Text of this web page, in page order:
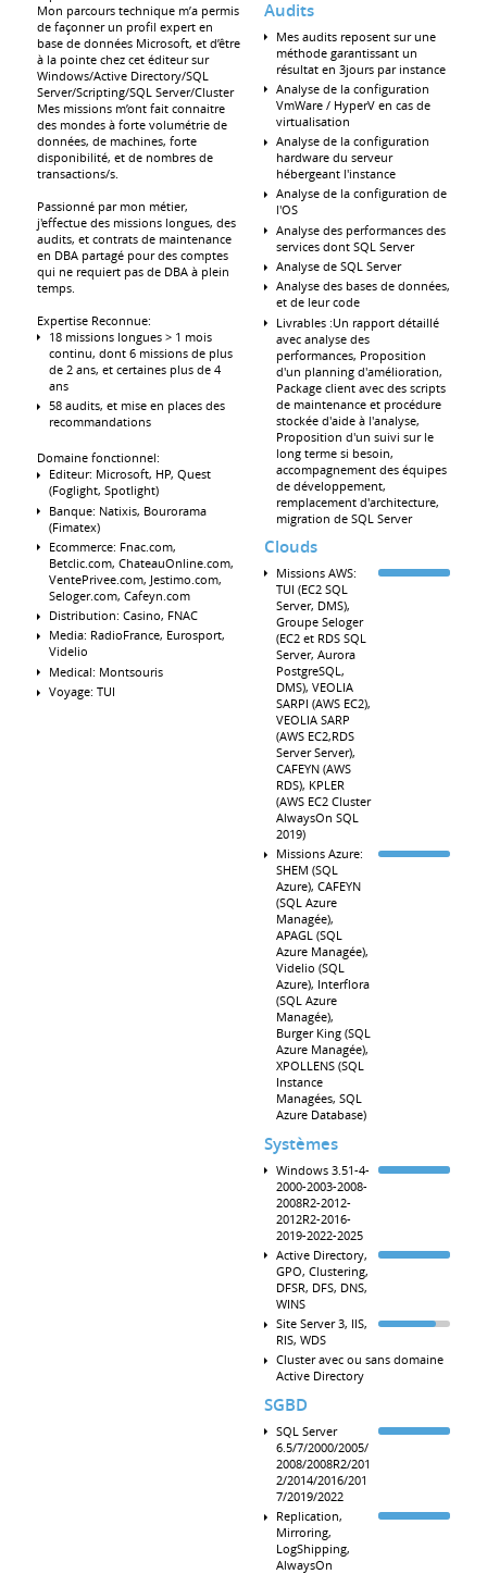
Mon parcours technique m’a permis
de façonner un profil expert en
base de données Microsoft, et d’être
à la pointe chez cet éditeur sur
Windows/Active Directory/SQL
Server/Scripting/SQL Server/Cluster
Mes missions m’ont fait connaitre
des mondes à forte volumétrie de
données, de machines, forte
disponibilité, et de nombres de
transactions/s.
Passionné par mon métier,
j'effectue des missions longues, des
audits, et contrats de maintenance
en DBA partagé pour des comptes
qui ne requiert pas de DBA à plein
temps.
Expertise Reconnue:
18 missions longues > 1 mois
continu, dont 6 missions de plus
de 2 ans, et certaines plus de 4
ans
58 audits, et mise en places des
recommandations
Domaine fonctionnel:
Editeur: Microsoft, HP, Quest
(Foglight, Spotlight)
Banque: Natixis, Bourorama
(Fimatex)
Ecommerce: Fnac.com,
Betclic.com, ChateauOnline.com,
VentePrivee.com, Jestimo.com,
Seloger.com, Cafeyn.com
Distribution: Casino, FNAC
Media: RadioFrance, Eurosport,
Videlio
Medical: Montsouris
Voyage: TUI
Audits
Mes audits reposent sur une
méthode garantissant un
résultat en 3jours par instance
Analyse de la configuration
VmWare / HyperV en cas de
virtualisation
Analyse de la configuration
hardware du serveur
hébergeant l'instance
Analyse de la configuration de
l'OS
Analyse des performances des
services dont SQL Server
Analyse de SQL Server
Analyse des bases de données,
et de leur code
Livrables :Un rapport détaillé
avec analyse des
performances, Proposition
d'un planning d'amélioration,
Package client avec des scripts
de maintenance et procédure
stockée d'aide à l'analyse,
Proposition d'un suivi sur le
long terme si besoin,
accompagnement des équipes
de développement,
remplacement d'architecture,
migration de SQL Server
Clouds
Missions AWS:
TUI (EC2 SQL
Server, DMS),
Groupe Seloger
(EC2 et RDS SQL
Server, Aurora
PostgreSQL,
DMS), VEOLIA
SARPI (AWS EC2),
VEOLIA SARP
(AWS EC2,RDS
Server Server),
CAFEYN (AWS
RDS), KPLER
(AWS EC2 Cluster
AlwaysOn SQL
2019)
Missions Azure:
SHEM (SQL
Azure), CAFEYN
(SQL Azure
Managée),
APAGL (SQL
Azure Managée),
Videlio (SQL
Azure), Interflora
(SQL Azure
Managée),
Burger King (SQL
Azure Managée),
XPOLLENS (SQL
Instance
Managées, SQL
Azure Database)
Systèmes
Windows 3.51-4-
2000-2003-2008-
2008R2-2012-
2012R2-2016-
2019-2022-2025
Active Directory,
GPO, Clustering,
DFSR, DFS, DNS,
WINS
Site Server 3, IIS,
RIS, WDS
Cluster avec ou sans domaine
Active Directory
SGBD
SQL Server
6.5/7/2000/2005/
2008/2008R2/201
2/2014/2016/201
7/2019/2022
Replication,
Mirroring,
LogShipping,
AlwaysOn